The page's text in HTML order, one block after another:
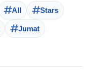
All Stars
Jumat